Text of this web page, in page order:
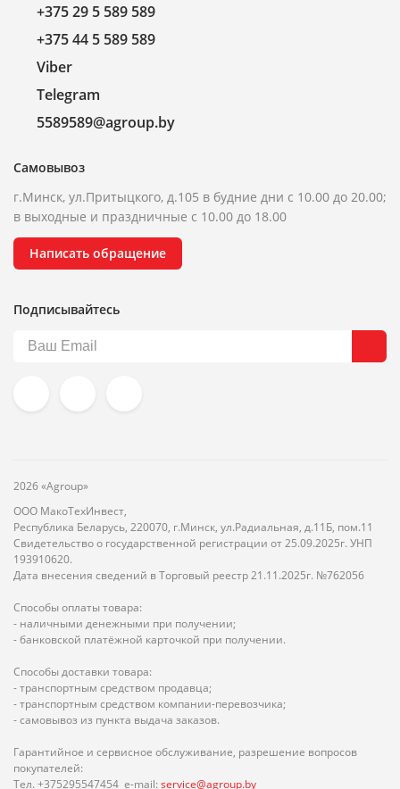
+375 29 5 589 589
+375 44 5 589 589
Viber
Telegram
5589589@agroup.by
Самовывоз
г.Минск, ул.Притыцкого, д.105 в будние дни с 10.00 до 20.00;
в выходные и праздничные с 10.00 до 18.00
Написать обращение
Подписывайтесь
2026 «Agroup»
ООО МакоТехИнвест,
Республика Беларусь, 220070, г.Минск, ул.Радиальная, д.11Б, пом.11
Свидетельство о государственной регистрации от 25.09.2025г. УНП
193910620.
Дата внесения сведений в Торговый реестр 21.11.2025г. №762056
Способы оплаты товара:
- наличными денежными при получении;
- банковской платёжной карточкой при получении.
Способы доставки товара:
- транспортным средством продавца;
- транспортным средством компании-перевозчика;
- самовывоз из пункта выдача заказов.
Гарантийное и сервисное обслуживание, разрешение вопросов
покупателей:
Тел. +375295547454 e-mail: service@agroup.by